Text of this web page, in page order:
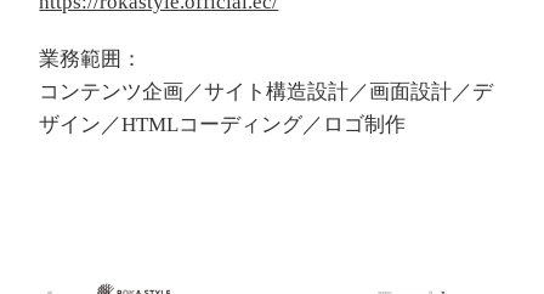
業務範囲：
コンテンツ企画／サイト構造設計／画面設計／デ
ザイン／HTMLコーディング／ロゴ制作